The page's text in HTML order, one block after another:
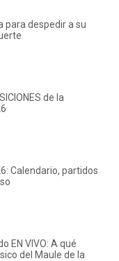
para despedir a su
de la
Calendario, partidos
EN VIVO: A qué
del Maule de la